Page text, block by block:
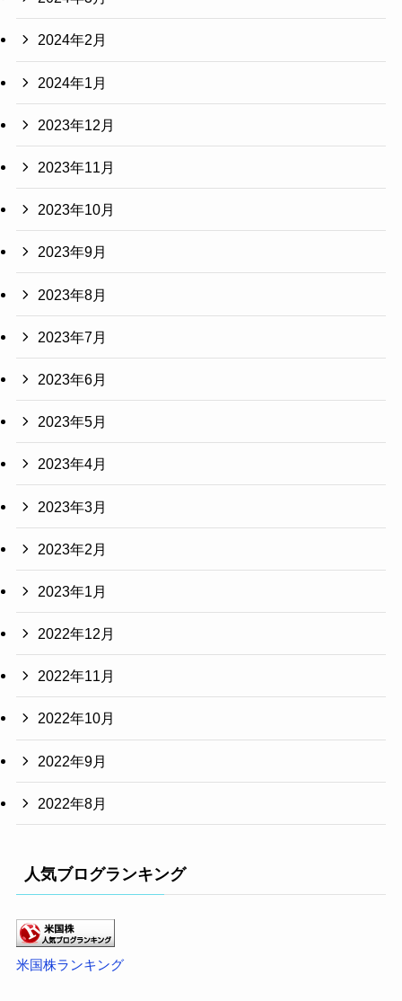
2024年2月
2024年1月
2023年12月
2023年11月
2023年10月
2023年9月
2023年8月
2023年7月
2023年6月
2023年5月
2023年4月
2023年3月
2023年2月
2023年1月
2022年12月
2022年11月
2022年10月
2022年9月
2022年8月
人気ブログランキング
米国株ランキング